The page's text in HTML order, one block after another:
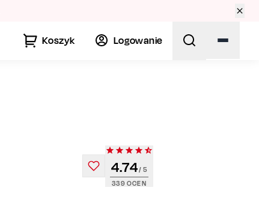
Koszyk Logowanie
4.74/ 5
339OCEN